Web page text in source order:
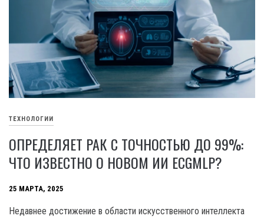
ТЕХНОЛОГИИ
ОПРЕДЕЛЯЕТ РАК С ТОЧНОСТЬЮ ДО 99%:
ЧТО ИЗВЕСТНО О НОВОМ ИИ ECGMLP?
25 МАРТА, 2025
Недавнее достижение в области искусственного интеллекта